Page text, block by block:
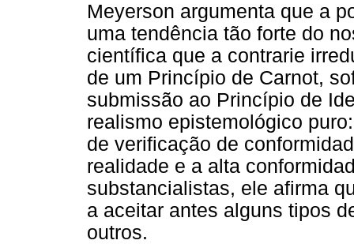
Meyerson argumenta que a
uma tendência tão forte do
científica que a contrarie
de um Princípio de Carnot,
submissão ao Princípio de
realismo epistemológico
de verificação de
realidade e a alta
substancialistas, ele afirma
a aceitar antes alguns tipos
outros.